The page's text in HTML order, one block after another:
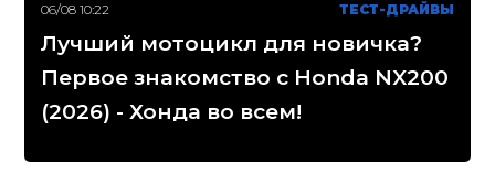
06/08 10:22 ТЕСТ-ДРАЙВЫ
Лучший мотоцикл для новичка?
Первое знакомство с Honda NX200
(2026) - Хонда во всем!